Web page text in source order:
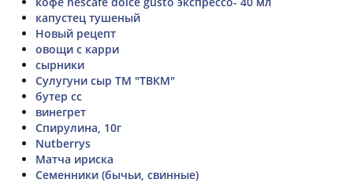
капустец тушеный
Новый рецепт
овощи с карри
сырники
Сулугуни сыр ТМ "ТВКМ"
бутер сс
винегрет
Спирулина, 10г
Nutberrys
Матча ириска
Семенники (бычьи, свинные)